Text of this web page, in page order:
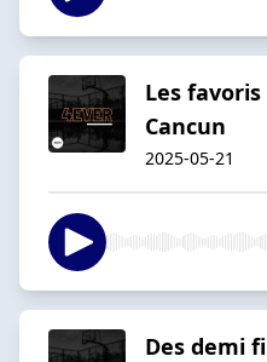
Les
Cancun
2025-05-21
Des demi